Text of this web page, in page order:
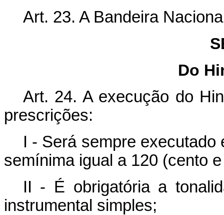
Art. 23. A Bandeira
Do
Art. 24. A execução do
prescrições:
I - Será sempre executado
semínima igual a 120 (cento
II - É obrigatória a
instrumental simples;